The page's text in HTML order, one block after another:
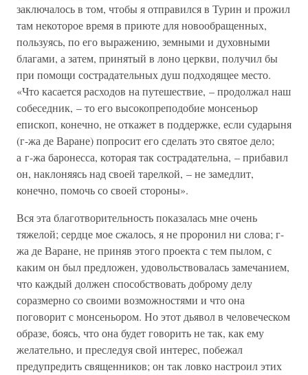
заключалось в том, чтобы я отправился в Турин и прожил
там некоторое время в приюте для новообращенных,
пользуясь, по его выражению, земными и духовными
благами, а затем, принятый в лоно церкви, получил бы
при помощи сострадательных душ подходящее место.
«Что касается расходов на путешествие, – продолжал наш
собеседник, – то его высокопреподобие монсеньор
епископ, конечно, не откажет в поддержке, если сударыня
(г-жа де Варане) попросит его сделать это святое дело;
а г-жа баронесса, которая так сострадательна, – прибавил
он, наклоняясь над своей тарелкой, – не замедлит,
конечно, помочь со своей стороны».
Вся эта благотворительность показалась мне очень
тяжелой; сердце мое сжалось, я не проронил ни слова; г-
жа де Варане, не приняв этого проекта с тем пылом, с
каким он был предложен, удовольствовалась замечанием,
что каждый должен способствовать доброму делу
соразмерно со своими возможностями и что она
поговорит с монсеньором. Но этот дьявол в человеческом
образе, боясь, что она будет говорить не так, как ему
желательно, и преследуя свой интерес, побежал
предупредить священников; он так ловко настроил этих